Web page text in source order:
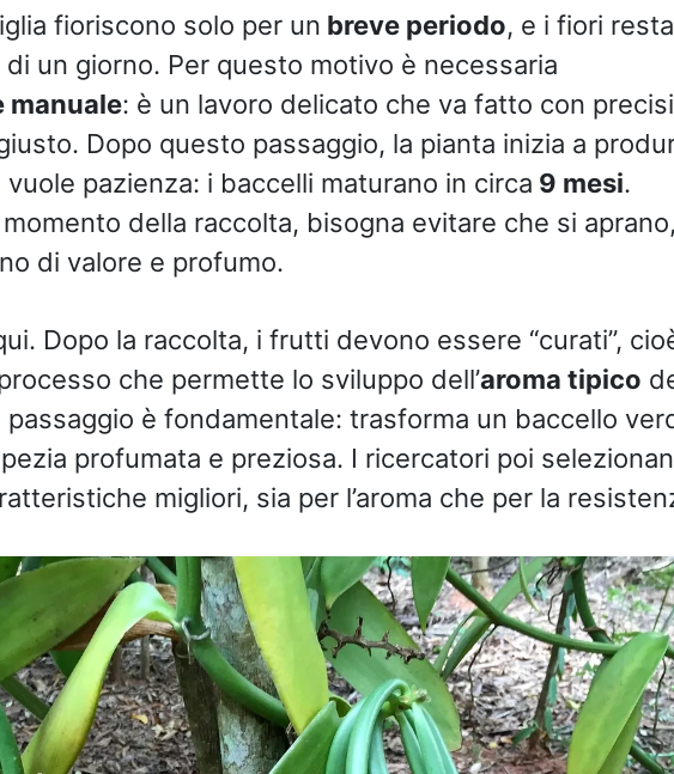
fioriscono solo per un breve periodo, e i fiori
un giorno. Per questo motivo è necessaria
manuale: è un lavoro delicato che va fatto con
Dopo questo passaggio, la pianta inizia a
pazienza: i baccelli maturano in circa 9 mesi.
della raccolta, bisogna evitare che si aprano,
di valore e profumo.
Dopo la raccolta, i frutti devono essere “curati”,
che permette lo sviluppo dell’aroma tipico
passaggio è fondamentale: trasforma un baccello
profumata e preziosa. I ricercatori poi
migliori, sia per l’aroma che per la